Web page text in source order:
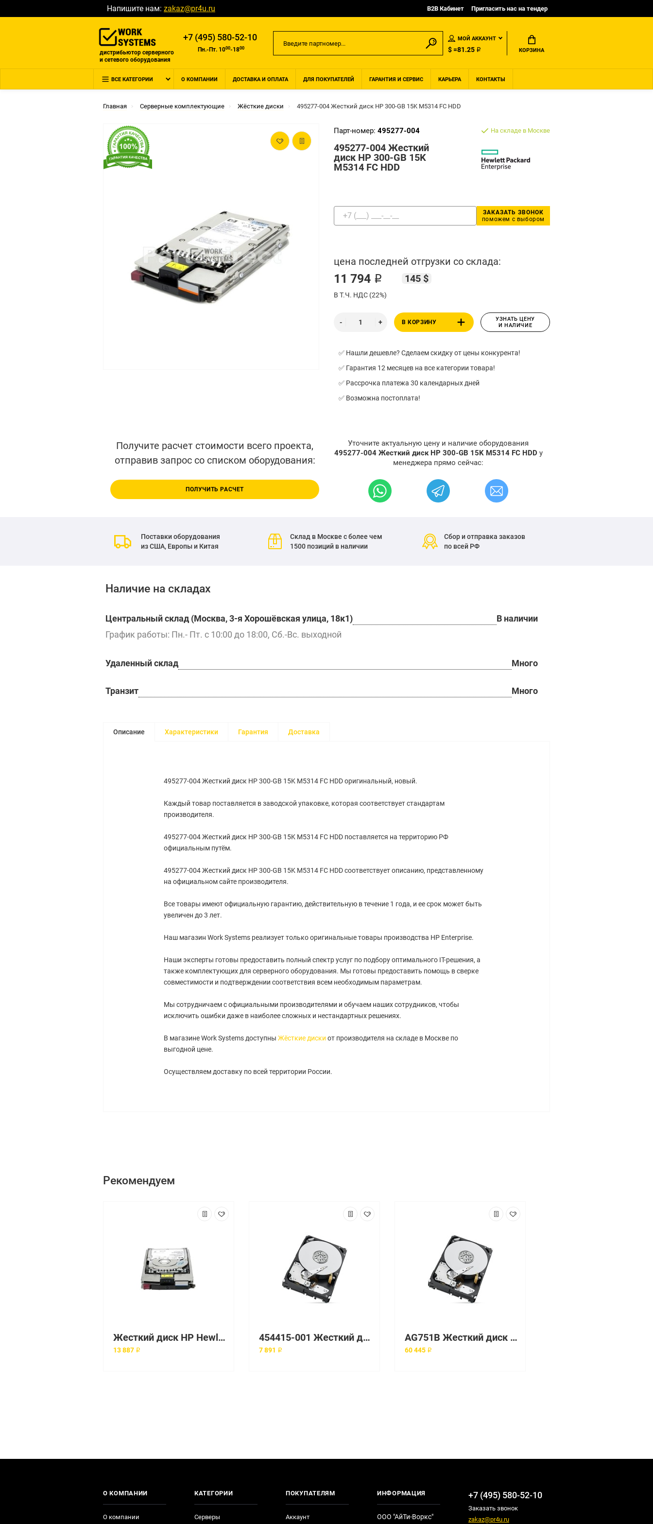
Напишите нам: zakaz@pr4u.ru B2B Кабинет Пригласить нас на тендер
дистрибьютор серверного
и сетевого оборудования
+7 (495) 580-52-10
Пн.-Пт. 1000-1800
МОЙ АККАУНТ
$ =81.25 ₽ КОРЗИНА
ВСЕ КАТЕГОРИИ О КОМПАНИИ ДОСТАВКА И ОПЛАТА ДЛЯ ПОКУПАТЕЛЕЙ ГАРАНТИЯ И СЕРВИС КАРЬЕРА КОНТАКТЫ
Главная Серверные комплектующие Жёсткие диски 495277-004 Жесткий диск HP 300-GB 15K M5314 FC HDD
Парт-номер: 495277-004
495277-004 Жесткий
диск HP 300-GB 15K
M5314 FC HDD
На складе в Москве
ЗАКАЗАТЬ ЗВОНОК
поможем с выбором
цена последней отгрузки со склада:
11 794 ₽ 145 $
В Т.Ч. НДС (22%)
В КОРЗИНУ
УЗНАТЬ ЦЕНУ
И НАЛИЧИЕ
✅ Нашли дешевле? Сделаем скидку от цены конкурента!
✅ Гарантия 12 месяцев на все категории товара!
✅ Рассрочка платежа 30 календарных дней
✅ Возможна постоплата!
Получите расчет стоимости всего проекта,
отправив запрос со списком оборудования:
ПОЛУЧИТЬ РАСЧЕТ
Уточните актуальную цену и наличие оборудования
495277-004 Жесткий диск HP 300-GB 15K M5314 FC HDD у
менеджера прямо сейчас:
Поставки оборудования
из США, Европы и Китая
Склад в Москве с более чем
1500 позиций в наличии
Сбор и отправка заказов
по всей РФ
Наличие на складах
Центральный склад (Москва, 3-я Хорошёвская улица, 18к1)
В наличии
График работы: Пн.- Пт. с 10:00 до 18:00, Сб.-Вс. выходной
Удаленный склад Много
Транзит Много
Описание Характеристики Гарантия Доставка
495277-004 Жесткий диск HP 300-GB 15K M5314 FC HDD оригинальный, новый.
Каждый товар поставляется в заводской упаковке, которая соответствует стандартам
производителя.
495277-004 Жесткий диск HP 300-GB 15K M5314 FC HDD поставляется на территорию РФ
официальным путём.
495277-004 Жесткий диск HP 300-GB 15K M5314 FC HDD соответствует описанию, представленному
на официальном сайте производителя.
Все товары имеют официальную гарантию, действительную в течение 1 года, и ее срок может быть
увеличен до 3 лет.
Наш магазин Work Systems реализует только оригинальные товары производства HP Enterprise.
Наши эксперты готовы предоставить полный спектр услуг по подбору оптимального IT-решения, а
также комплектующих для серверного оборудования. Мы готовы предоставить помощь в сверке
совместимости и подтверждении соответствия всем необходимым параметрам.
Мы сотрудничаем с официальными производителями и обучаем наших сотрудников, чтобы
исключить ошибки даже в наиболее сложных и нестандартных решениях.
В магазине Work Systems доступны Жёсткие диски от производителя на складе в Москве по
выгодной цене.
Осуществляем доставку по всей территории России.
Рекомендуем
Жесткий диск HP Hewlett-Packard 146.8-GB 10K FC-AL HDD [BD14658225]
13 887 ₽
454415-001 Жесткий диск HP Enterprise 3.5" 15000 об/мин
7 891 ₽
AG751B Жесткий диск HP Enterprise 600 Гб 3.5" 15000 об/мин
60 445 ₽
О КОМПАНИИ
О компании
КАТЕГОРИИ
Серверы
ПОКУПАТЕЛЯМ
Аккаунт
ИНФОРМАЦИЯ
ООО "АйТи-Воркс"
+7 (495) 580-52-10
Заказать звонок
zakaz@pr4u.ru